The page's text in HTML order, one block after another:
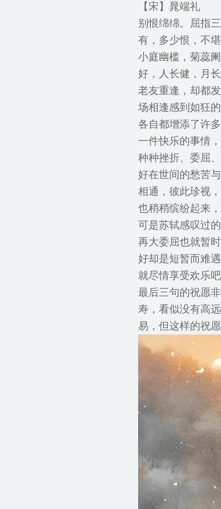
【宋】晁端礼
别恨绵绵。屈指
有，多少恨，不
小庭幽槛，菊蕊
好，人长健，月
老友重逢，却都
场相逢感到如狂
各自都增添了许
一件快乐的事情
种种挫折、委屈
好在世间的愁苦
相通，彼此珍视
也稍稍缤纷起来
可是苏轼感叹过
再大委屈也就暂
好却是短暂而难
就尽情享受欢乐
最后三句的祝愿
寿，看似没有高
易，但这样的祝